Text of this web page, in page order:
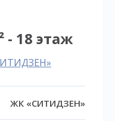
- 18 этаж
ЖК «СИТИДЗЕН»